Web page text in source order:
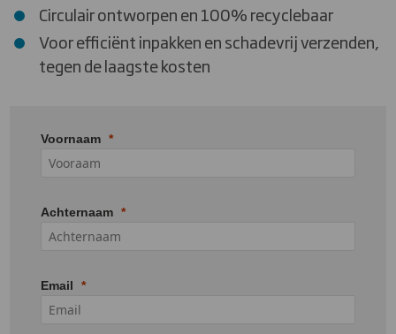
Circulair ontworpen en 100% recyclebaar
Voor efficiënt inpakken en schadevrij verzenden,
tegen de laagste kosten
Voornaam
Achternaam
Email